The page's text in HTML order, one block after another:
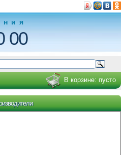
00
В корзине: пусто